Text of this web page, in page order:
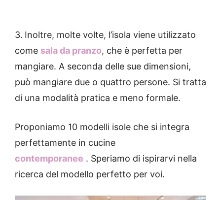
3. Inoltre, molte volte, l’isola viene utilizzato
come sala da pranzo, che è perfetta per
mangiare. A seconda delle sue dimensioni,
può mangiare due o quattro persone. Si tratta
di una modalità pratica e meno formale.
Proponiamo 10 modelli isole che si integra
perfettamente in cucine
contemporanee . Speriamo di ispirarvi nella
ricerca del modello perfetto per voi.